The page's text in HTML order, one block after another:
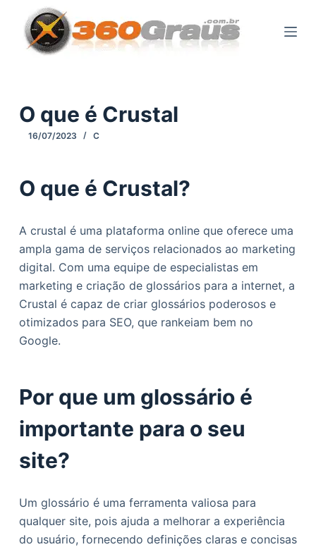
p
o
n
e
ú
d
o
O que é Crustal
16/07/2023 C
O que é Crustal?
A crustal é uma plataforma online que oferece uma
ampla gama de serviços relacionados ao marketing
digital. Com uma equipe de especialistas em
marketing e criação de glossários para a internet, a
Crustal é capaz de criar glossários poderosos e
otimizados para SEO, que rankeiam bem no
Google.
Por que um glossário é
importante para o seu
site?
Um glossário é uma ferramenta valiosa para
qualquer site, pois ajuda a melhorar a experiência
do usuário, fornecendo definições claras e concisas